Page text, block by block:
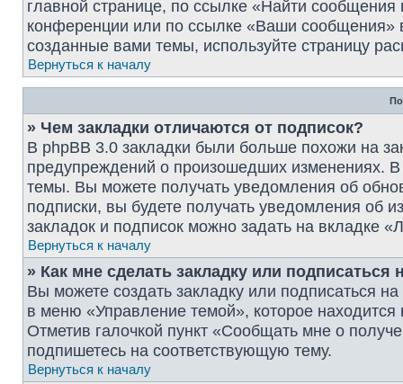
главной странице, по ссылке «Найти
конференции или по ссылке «Ваши
созданные вами темы, используйте страницу
Вернуться к началу
» Чем закладки отличаются от подписок?
В phpBB 3.0 закладки были больше похожи на
предупреждений о произошедших изменениях.
темы. Вы можете получать уведомления об
подписки, вы будете получать уведомления об
закладок и подписок можно задать на вкладке
Вернуться к началу
» Как мне сделать закладку или
Вы можете создать закладку или подписаться
в меню «Управление темой», которое
Отметив галочкой пункт «Сообщать мне о
подпишетесь на соответствующую тему.
Вернуться к началу